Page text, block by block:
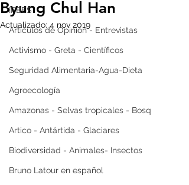
IPBES
Artículos de Opinión - Entrevistas
Activismo - Greta - Científicos
Seguridad Alimentaria-Agua-Dieta
Agroecología
Amazonas - Selvas tropicales - Bosq
Artico - Antártida - Glaciares
Biodiversidad - Animales- Insectos
Bruno Latour en español
Byung Chul Han
Actualizado:4 nov 2019